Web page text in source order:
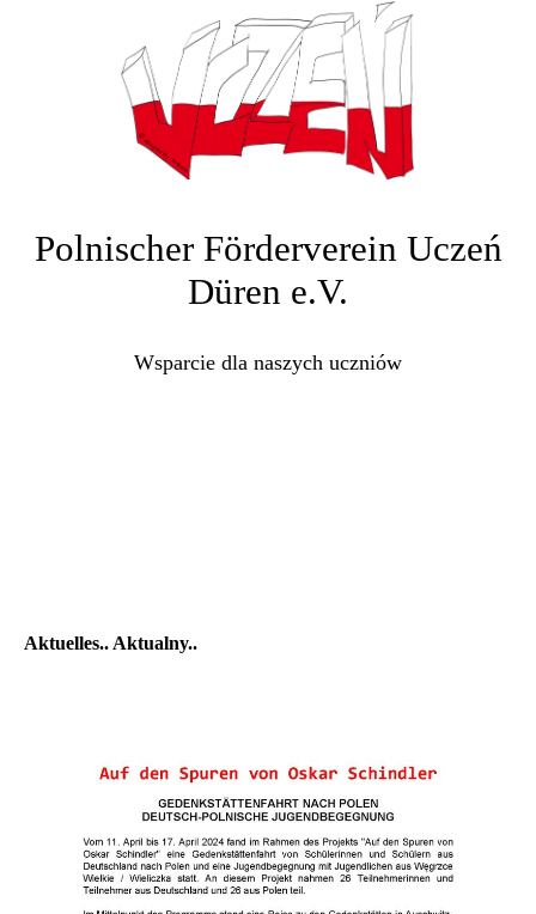
Polnischer Förderverein Uczeń
Düren e.V.
Wsparcie dla naszych uczniów
Aktuelles.. Aktualny..